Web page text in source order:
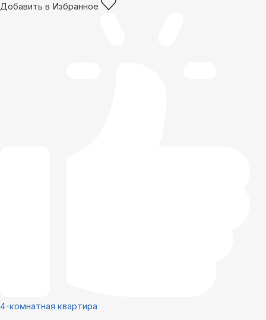
Добавить в Избранное
4-комнатная квартира